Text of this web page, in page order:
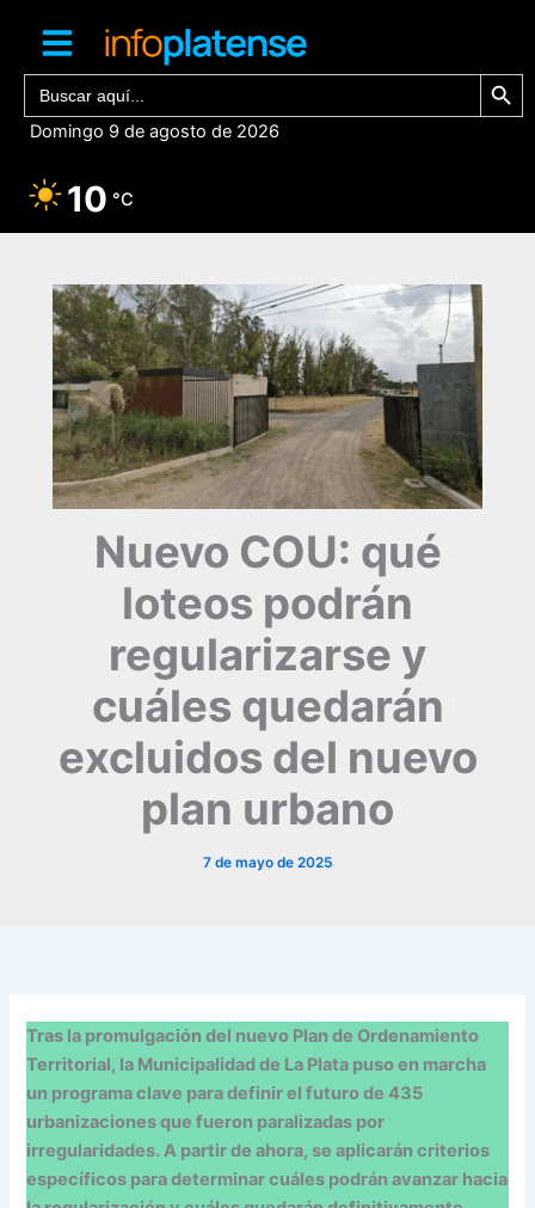
contenido
Buscar: Botón de
Domingo 9 de agosto de 2026
10 °C
Nuevo COU: qué
loteos podrán
regularizarse y
cuáles quedarán
excluidos del nuevo
plan urbano
7 de mayo de 2025
Tras la promulgación del nuevo Plan de Ordenamiento
Territorial, la Municipalidad de La Plata puso en marcha
un programa clave para definir el futuro de 435
urbanizaciones que fueron paralizadas por
irregularidades. A partir de ahora, se aplicarán criterios
específicos para determinar cuáles podrán avanzar hacia